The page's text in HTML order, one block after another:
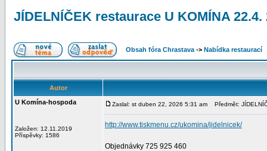
JÍDELNÍČEK restaurace U KOMÍNA 22.4.
Obsah fóra Chrastava -> Nabídka restaurací
Autor
U Komína-hospoda
Založen: 12.11.2019
Příspěvky: 1586
Zaslal: st duben 22, 2026 5:31 am Předmět:
http://www.tiskmenu.cz/ukomina/jidelnicek/
Objednávky 725 925 460